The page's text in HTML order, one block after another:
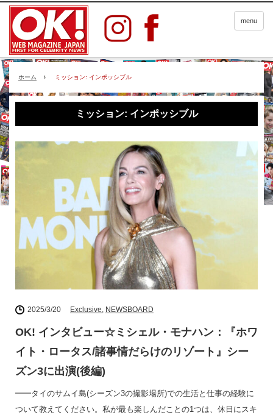
menu
ホーム ミッション: インポッシブル
ミッション: インポッシブル
2025/3/20 Exclusive, NEWSBOARD
OK! インタビュー☆ミシェル・モナハン：『ホワ
イト・ロータス/諸事情だらけのリゾート』シー
ズン3に出演(後編)
━━タイのサムイ島(シーズン3の撮影場所)での生活と仕事の経験に
ついて教えてください。私が最も楽しんだことの1つは、休日にスキ